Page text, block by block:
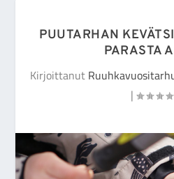
PUUTARHAN
PARASTA
Kirjoittanut
|